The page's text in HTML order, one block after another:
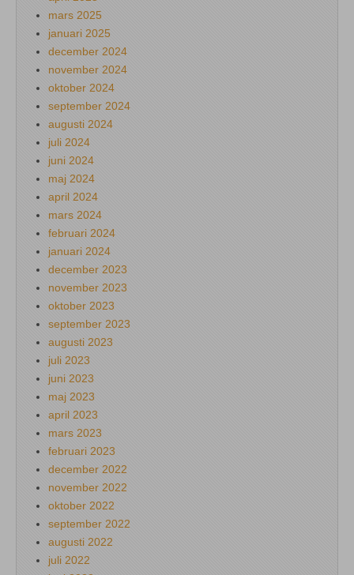
mars 2025
januari 2025
december 2024
november 2024
oktober 2024
september 2024
augusti 2024
juli 2024
juni 2024
maj 2024
april 2024
mars 2024
februari 2024
januari 2024
december 2023
november 2023
oktober 2023
september 2023
augusti 2023
juli 2023
juni 2023
maj 2023
april 2023
mars 2023
februari 2023
december 2022
november 2022
oktober 2022
september 2022
augusti 2022
juli 2022